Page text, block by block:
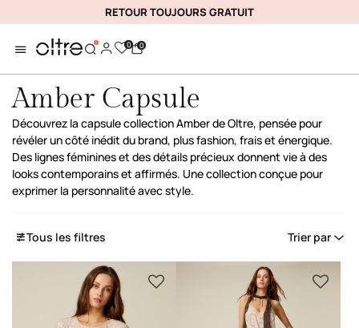
RETOUR TOUJOURS GRATUIT
0 0
Amber Capsule
Découvrez la capsule collection Amber de Oltre, pensée pour
révéler un côté inédit du brand, plus fashion, frais et énergique.
Des lignes féminines et des détails précieux donnent vie à des
looks contemporains et affirmés. Une collection conçue pour
exprimer la personnalité avec style.
Tous les filtres Trier par